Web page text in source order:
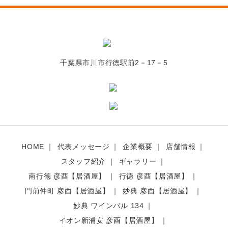
千葉県市川市行徳駅前2－17－5
HOME 代表メッセージ 企業概要
店舗情報
スタッフ紹介
ギャラリー
南行徳 彦酉【居酒屋】
行徳 彦酉【居酒屋】
門前仲町 彦酉【居酒屋】
妙典 彦酉【居酒屋】
妙典 ワインバル 134
イオン新浦安 彦酉【居酒屋】